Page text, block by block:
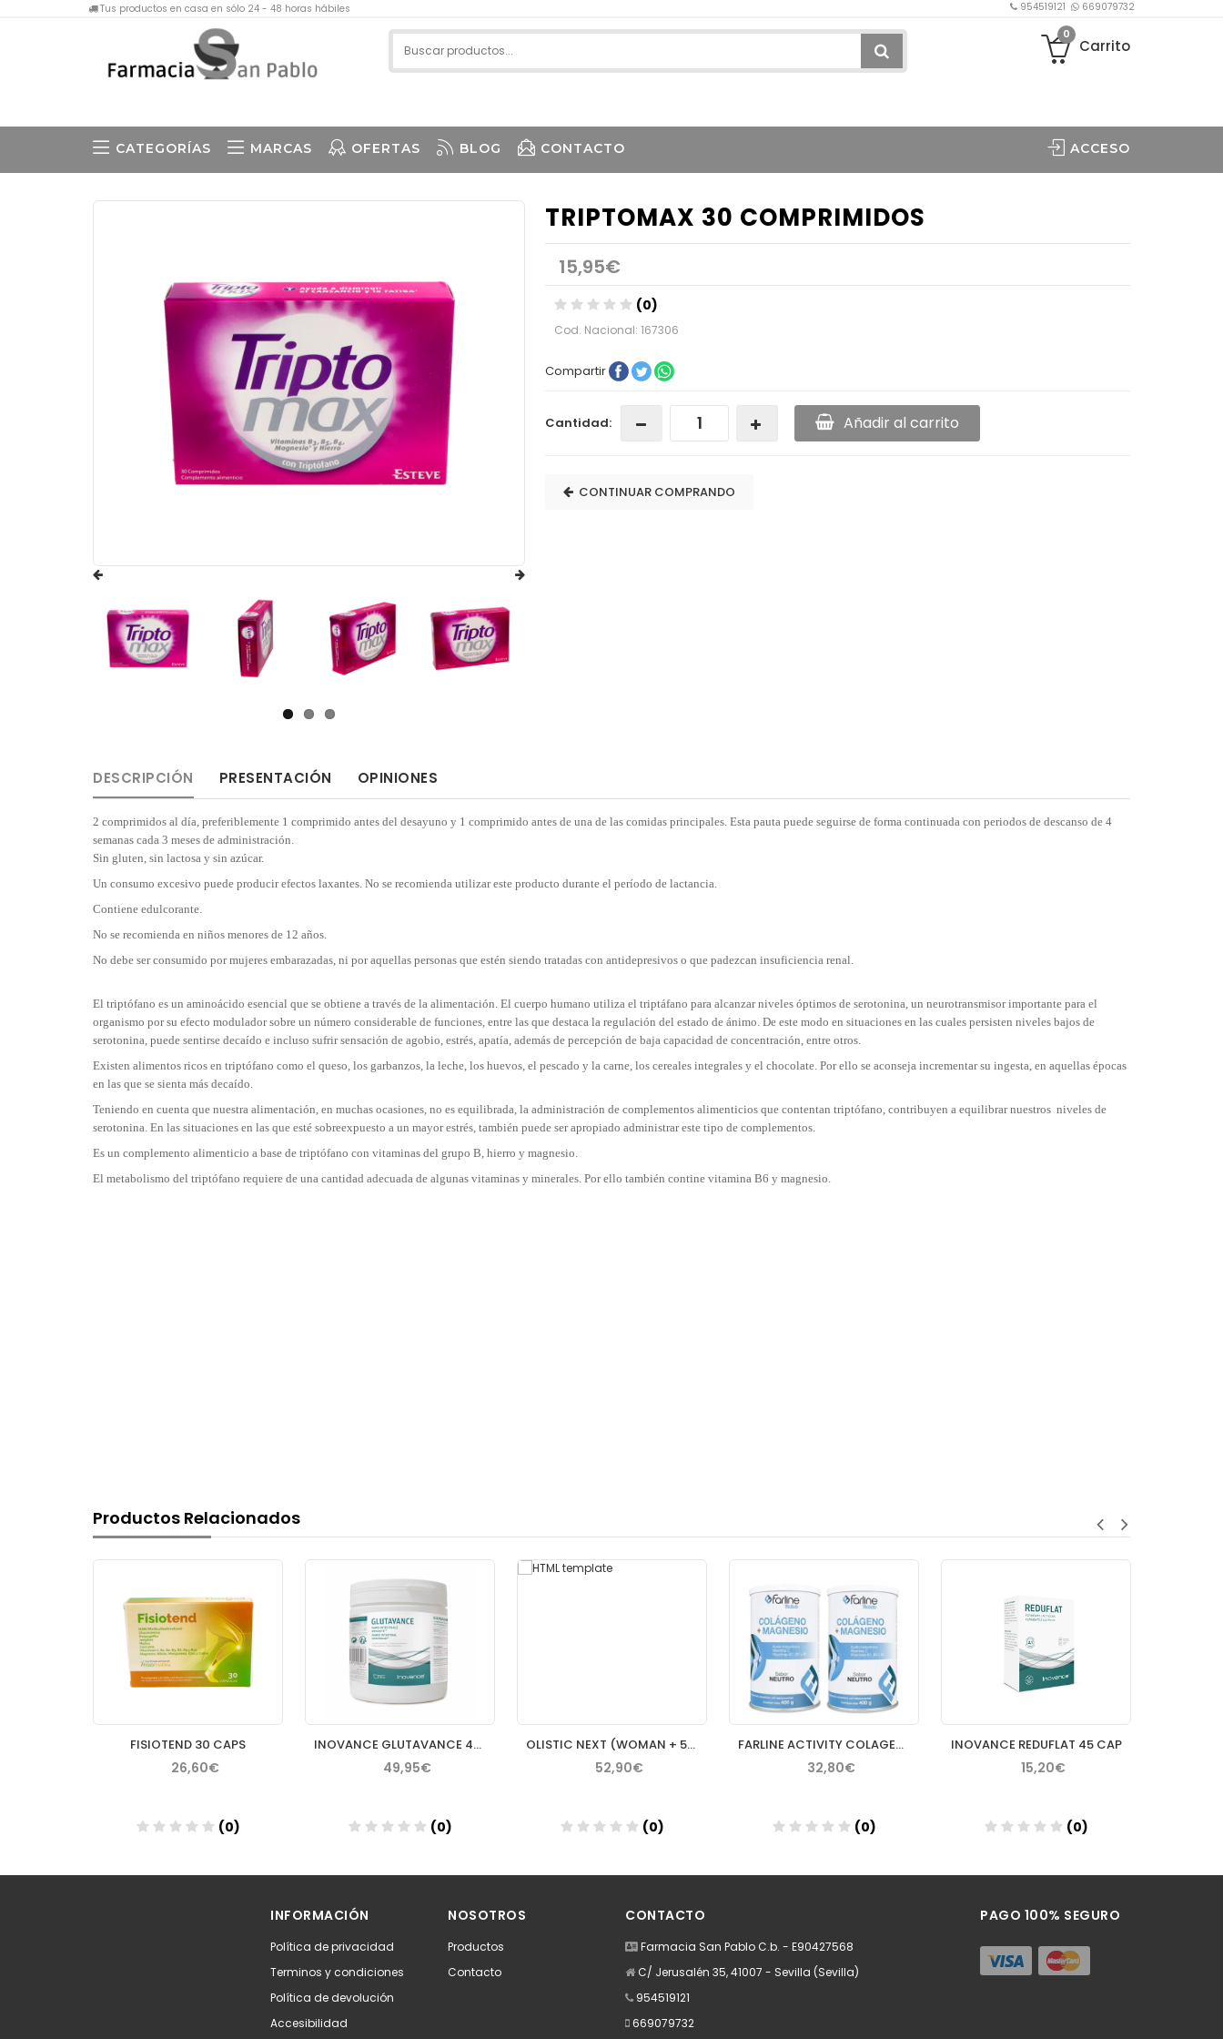
Tus productos en casa en sólo 24 - 48 horas hábiles 954519121 669079732
0
Carrito
CATEGORÍAS MARCAS OFERTAS BLOG CONTACTO ACCESO
TRIPTOMAX 30 COMPRIMIDOS
15,95€
(0)
Cod. Nacional: 167306
Compartir
Cantidad: Añadir al carrito
CONTINUAR COMPRANDO
DESCRIPCIÓN PRESENTACIÓN OPINIONES
2 comprimidos al día, preferiblemente 1 comprimido antes del desayuno y 1 comprimido antes de una de las comidas principales. Esta pauta puede seguirse de forma continuada con periodos de descanso de 4
semanas cada 3 meses de administración.
Sin gluten, sin lactosa y sin azúcar.
Un consumo excesivo puede producir efectos laxantes. No se recomienda utilizar este producto durante el período de lactancia.
Contiene edulcorante.
No se recomienda en niños menores de 12 años.
No debe ser consumido por mujeres embarazadas, ni por aquellas personas que estén siendo tratadas con antidepresivos o que padezcan insuficiencia renal.
El triptófano es un aminoácido esencial que se obtiene a través de la alimentación. El cuerpo humano utiliza el triptáfano para alcanzar niveles óptimos de serotonina, un neurotransmisor importante para el
organismo por su efecto modulador sobre un número considerable de funciones, entre las que destaca la regulación del estado de ánimo. De este modo en situaciones en las cuales persisten niveles bajos de
serotonina, puede sentirse decaído e incluso sufrir sensación de agobio, estrés, apatía, además de percepción de baja capacidad de concentración, entre otros.
Existen alimentos ricos en triptófano como el queso, los garbanzos, la leche, los huevos, el pescado y la carne, los cereales integrales y el chocolate. Por ello se aconseja incrementar su ingesta, en aquellas épocas
en las que se sienta más decaído.
Teniendo en cuenta que nuestra alimentación, en muchas ocasiones, no es equilibrada, la administración de complementos alimenticios que contentan triptófano, contribuyen a equilibrar nuestros niveles de
serotonina. En las situaciones en las que esté sobreexpuesto a un mayor estrés, también puede ser apropiado administrar este tipo de complementos.
Es un complemento alimenticio a base de triptófano con vitaminas del grupo B, hierro y magnesio.
El metabolismo del triptófano requiere de una cantidad adecuada de algunas vitaminas y minerales. Por ello también contine vitamina B6 y magnesio.
Productos Relacionados
FISIOTEND 30 CAPS
26,60€
(0)
INOVANCE GLUTAVANCE 400GR
49,95€
(0)
OLISTIC NEXT (WOMAN + 50)
52,90€
(0)
FARLINE ACTIVITY COLAGENO+MAGNESIO 400 G DUPLO
32,80€
(0)
INOVANCE REDUFLAT 45 CAP
15,20€
(0)
INFORMACIÓN
Política de privacidad
Terminos y condiciones
Política de devolución
Accesibilidad
NOSOTROS
Productos
Contacto
CONTACTO
Farmacia San Pablo C.b. - E90427568
C/ Jerusalén 35, 41007 - Sevilla (Sevilla)
954519121
669079732
PAGO 100% SEGURO